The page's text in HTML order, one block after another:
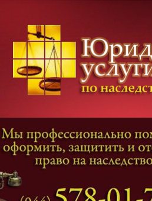
Категории дел
Наследование и Завещание
Оформление наследства